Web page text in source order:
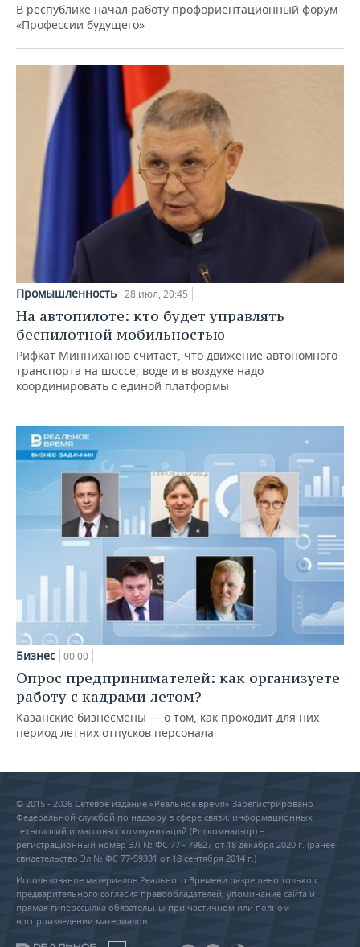
В республике начал работу профориентационный форум
«Профессии будущего»
Промышленность 28 июл, 20:45
На автопилоте: кто будет управлять
беспилотной мобильностью
Рифкат Минниханов считает, что движение автономного
транспорта на шоссе, воде и в воздухе надо
координировать с единой платформы
Бизнес 00:00
Опрос предпринимателей: как организуете
работу с кадрами летом?
Казанские бизнесмены — о том, как проходит для них
период летних отпусков персонала
© 2015 - 2026 Сетевое издание «Реальное время» Зарегистрировано
Федеральной службой по надзору в сфере связи, информационных
технологий и массовых коммуникаций (Роскомнадзор) –
регистрационный номер ЭЛ № ФС 77 - 79627 от 18 декабря 2020 г. (ранее
свидетельство Эл № ФС 77-59331 от 18 сентября 2014 г.)
Использование материалов Реального Времени разрешено только с
предварительного согласия правообладателей, упоминание сайта и
прямая гиперссылка обязательны при частичном или полном
воспроизведении материалов.